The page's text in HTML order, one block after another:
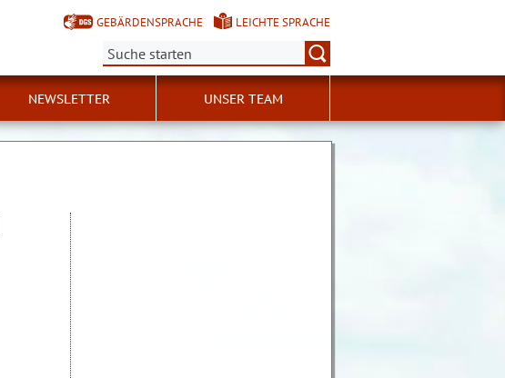
GEBÄRDENSPRACHE
LEICHTE SPRACHE
Suche:
NEWSLETTER UNSER TEAM